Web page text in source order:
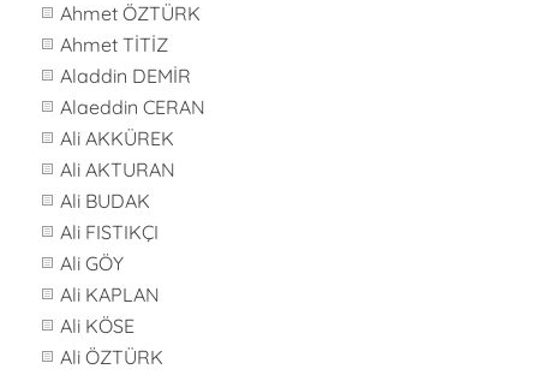
Ahmet ÖZTÜRK
Ahmet TİTİZ
Aladdin DEMİR
Alaeddin CERAN
Ali AKKÜREK
Ali AKTURAN
Ali BUDAK
Ali FISTIKÇI
Ali GÖY
Ali KAPLAN
Ali KÖSE
Ali ÖZTÜRK